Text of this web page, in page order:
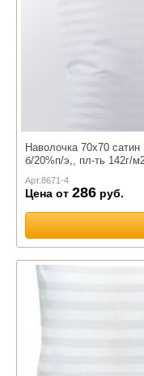
Наволочка 70х70
б/20%п/э,, пл-ть 142г/
Арт.8671-4
Цена от 286 руб.